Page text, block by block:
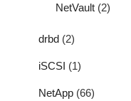
NetVault (2)
drbd (2)
iSCSI (1)
NetApp (66)